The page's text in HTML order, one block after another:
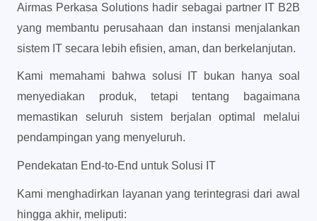
Airmas Perkasa Solutions hadir sebagai partner IT B2B
yang membantu perusahaan dan instansi menjalankan
sistem IT secara lebih efisien, aman, dan berkelanjutan.
Kami memahami bahwa solusi IT bukan hanya soal
menyediakan produk, tetapi tentang bagaimana
memastikan seluruh sistem berjalan optimal melalui
pendampingan yang menyeluruh.
Pendekatan End-to-End untuk Solusi IT
Kami menghadirkan layanan yang terintegrasi dari awal
hingga akhir, meliputi: